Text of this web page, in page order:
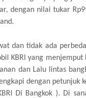
dengan nilai tukar
dan tidak ada
KBRI yang menjemput
dan Lalu lintas
dengan petunjuk
Di Bangkok ). Di